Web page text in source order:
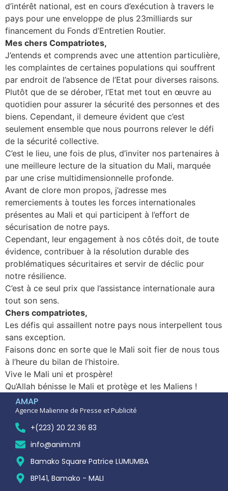
d’intérêt national, est en cours d’exécution à travers le
pays pour une enveloppe de plus 23milliards sur
financement du Fonds d’Entretien Routier.
Mes chers Compatriotes,
J’entends et comprends avec une attention particulière,
les complaintes de certaines populations qui souffrent
par endroit de l’absence de l’Etat pour diverses raisons.
Plutôt que de se dérober, l’Etat met tout en œuvre au
quotidien pour assurer la sécurité des personnes et des
biens. Cependant, il demeure évident que c’est
seulement ensemble que nous pourrons relever le défi
de la sécurité collective.
C’est le lieu, une fois de plus, d’inviter nos partenaires à
une meilleure lecture de la situation du Mali, marquée
par une crise multidimensionnelle profonde.
Avant de clore mon propos, j’adresse mes
remerciements à toutes les forces internationales
présentes au Mali et qui participent à l’effort de
sécurisation de notre pays.
Cependant, leur engagement à nos côtés doit, de toute
évidence, contribuer à la résolution durable des
problématiques sécuritaires et servir de déclic pour
notre résilience.
C’est à ce seul prix que l’assistance internationale aura
tout son sens.
Chers compatriotes,
Les défis qui assaillent notre pays nous interpellent tous
sans exception.
Faisons donc en sorte que le Mali soit fier de nous tous
à l’heure du bilan de l’histoire.
Vive le Mali uni et prospère!
Qu’Allah bénisse le Mali et protège et les Maliens !
AMAP
Agence Malienne de Presse et Publicité
+(223) 20 22 36 83
info@anim.ml
Bamako Square Patrice LUMUMBA
BP141, Bamako - MALI